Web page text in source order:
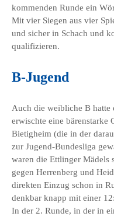
kommenden Runde ein
Mit vier Siegen aus vier
und sicher in Schach und
qualifizieren.
B-Jugend
Auch die weibliche B hatte
erwischte eine bärenstarke
Bietigheim (die in der
zur Jugend-Bundesliga
waren die Ettlinger Mädels
gegen Herrenberg und
direkten Einzug schon in
denkbar knapp mit einer
In der 2. Runde, in der in